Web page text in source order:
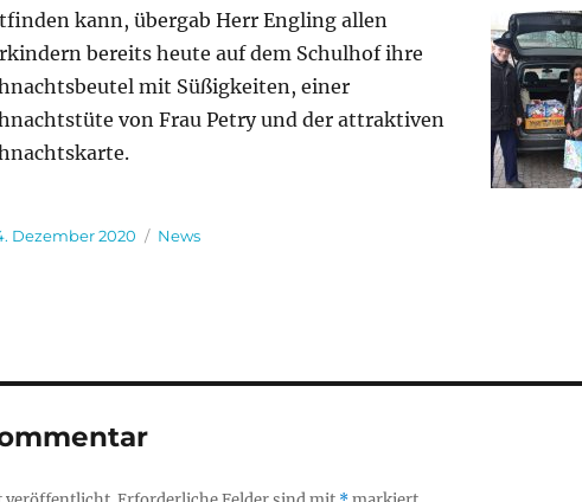
kann, übergab Herr Engling allen
bereits heute auf dem Schulhof ihre
mit Süßigkeiten, einer
von Frau Petry und der attraktiven
Dezember 2020 Kategorien
News